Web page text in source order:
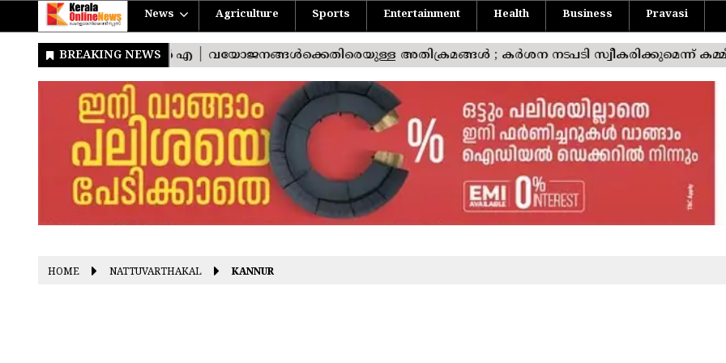
News Agriculture Sports Entertainment Health Business Pravasi
HOME NATTUVARTHAKAL KANNUR